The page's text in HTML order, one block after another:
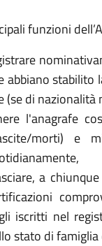
funzioni
abbiano stabilito
(se di
l'anagrafe
morti) e
a
iscritti nel
stato di